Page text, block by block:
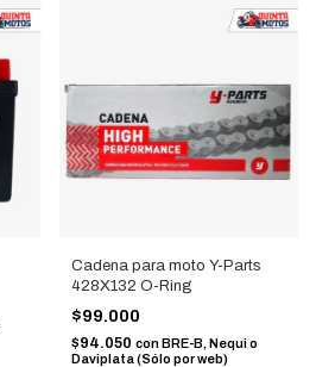
Cadena para moto Y-Parts
428X132 O-Ring
$99.000
$94.050 con BRE-B, Nequi o
Daviplata (Sólo por web)